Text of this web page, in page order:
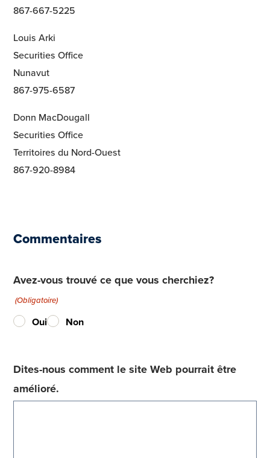
867-667-5225
Louis Arki
Securities Office
Nunavut
867-975-6587
Donn MacDougall
Securities Office
Territoires du Nord-Ouest
867-920-8984
Commentaires
Avez-vous trouvé ce que vous cherchiez?
(Obligatoire)
Oui Non
Dites-nous comment le site Web pourrait être
amélioré.